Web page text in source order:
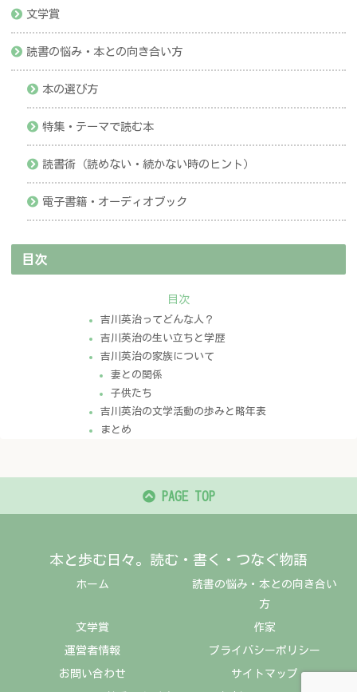
文学賞
読書の悩み・本との向き合い方
本の選び方
特集・テーマで読む本
読書術（読めない・続かない時のヒント）
電子書籍・オーディオブック
目次
目次
吉川英治ってどんな人？
吉川英治の生い立ちと学歴
吉川英治の家族について
妻との関係
子供たち
吉川英治の文学活動の歩みと略年表
まとめ
PAGE TOP
本と歩む日々。読む・書く・つなぐ物語
ホーム
読書の悩み・本との向き合い
方
文学賞 作家
運営者情報 プライバシーポリシー
お問い合わせ サイトマップ